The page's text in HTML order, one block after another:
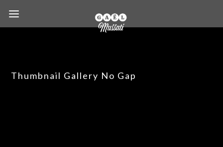
Thumbnail Gallery No Gap